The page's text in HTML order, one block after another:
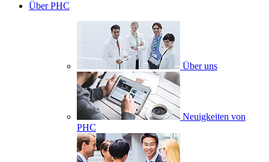
Über PHC
Über uns
Neuigkeiten von
PHC